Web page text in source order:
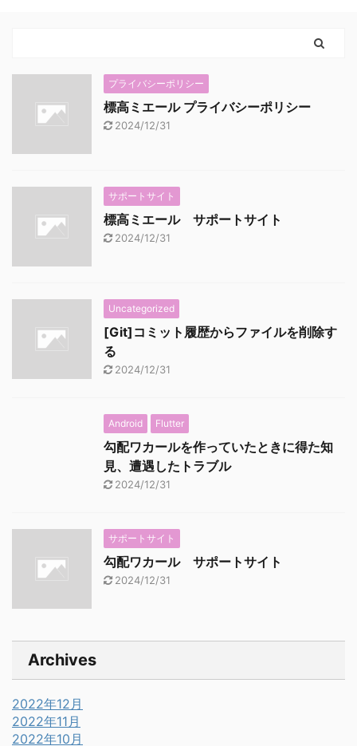
プライバシーポリシー
標高ミエール プライバシーポリシー
2024/12/31
サポートサイト
標高ミエール サポートサイト
2024/12/31
Uncategorized
[Git]コミット履歴からファイルを削除す
る
2024/12/31
Android Flutter
勾配ワカールを作っていたときに得た知
見、遭遇したトラブル
2024/12/31
サポートサイト
勾配ワカール サポートサイト
2024/12/31
Archives
2022年12月
2022年11月
2022年10月